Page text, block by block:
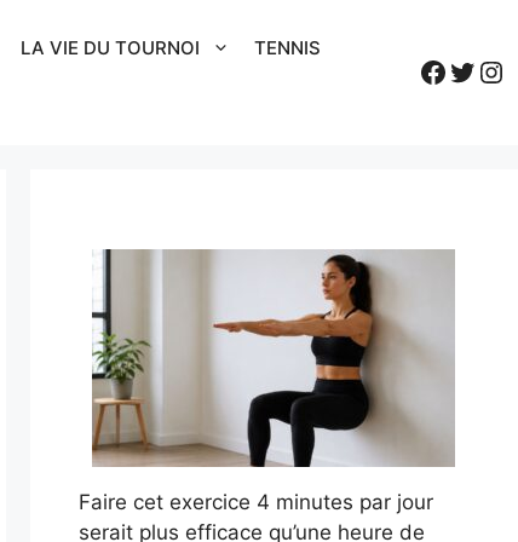
LA VIE DU TOURNOI TENNIS
Faire cet exercice 4 minutes par jour
serait plus efficace qu’une heure de